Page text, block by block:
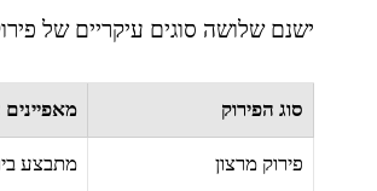
ישנם שלושה סוגים עיקריים של
סוג הפירוק מאפיינים
פירוק מרצון מתבצע